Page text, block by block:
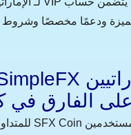
الفارق في